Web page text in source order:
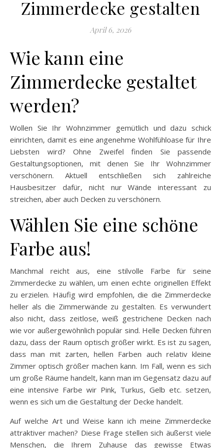
Zimmerdecke gestalten
April 6, 2026
Wie kann eine
Zimmerdecke gestaltet
werden?
Wollen Sie Ihr Wohnzimmer gemütlich und dazu schick
einrichten, damit es eine angenehme Wohlfühloase für Ihre
Liebsten wird? Ohne Zweifel finden Sie passende
Gestaltungsoptionen, mit denen Sie Ihr Wohnzimmer
verschönern. Aktuell entschließen sich zahlreiche
Hausbesitzer dafür, nicht nur Wände interessant zu
streichen, aber auch Decken zu verschönern.
Wählen Sie eine schӧne
Farbe aus!
Manchmal reicht aus, eine stilvolle Farbe für seine
Zimmerdecke zu wählen, um einen echte originellen Effekt
zu erzielen. Häufig wird empfohlen, die die Zimmerdecke
heller als die Zimmerwände zu gestalten. Es verwundert
also nicht, dass zeitlose, weiß gestrichene Decken nach
wie vor außergewöhnlich populär sind. Helle Decken führen
dazu, dass der Raum optisch größer wirkt. Es ist zu sagen,
dass man mit zarten, hellen Farben auch relativ kleine
Zimmer optisch größer machen kann. Im Fall, wenn es sich
um große Räume handelt, kann man im Gegensatz dazu auf
eine intensive Farbe wir Pink, Turkus, Gelb etc. setzen,
wenn es sich um die Gestaltung der Decke handelt.
Auf welche Art und Weise kann ich meine Zimmerdecke
attraktiver machen? Diese Frage stellen sich äußerst viele
Menschen, die Ihrem Zuhause das gewisse Etwas